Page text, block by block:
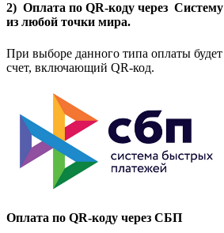
2) Оплата по QR-коду через
из любой точки мира.
При выборе данного типа оплаты
счет, включающий QR-код.
Оплата по QR-коду через СБП